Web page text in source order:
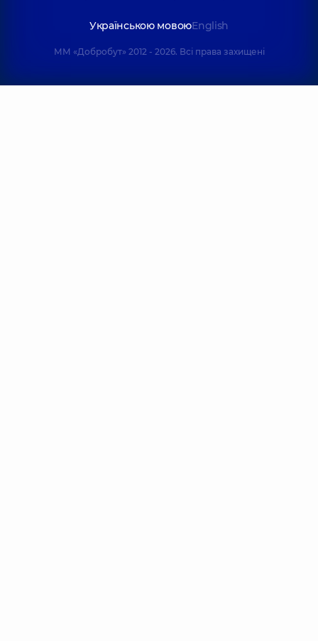
Українською мовоюEnglish
ММ «Добробут» 2012 - 2026. Всі права захищені